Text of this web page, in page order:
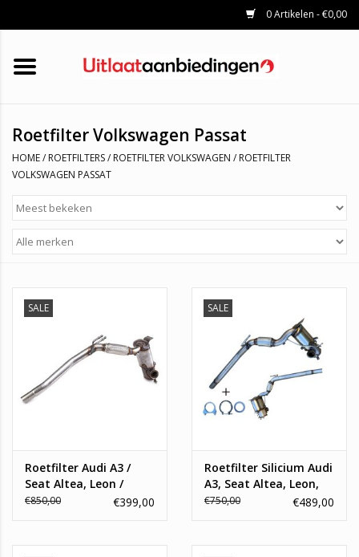
0 Artikelen - €0,00
HOME
KATALYSATOREN
UNIVERSELE UITLAATDELEN
MERKEN
Roetfilter Volkswagen Passat
HOME/ ROETFILTERS/ ROETFILTER VOLKSWAGEN / ROETFILTER
VOLKSWAGEN PASSAT
SALE
Roetfilter Audi A3 /
Seat Altea, Leon /
Skoda Octavia, SuperB
2.0 TDI
€850,00 €399,00
SALE
Roetfilter Silicium Audi
A3, Seat Altea, Leon,
Volkswagen Jetta,
€750,00 €489,00